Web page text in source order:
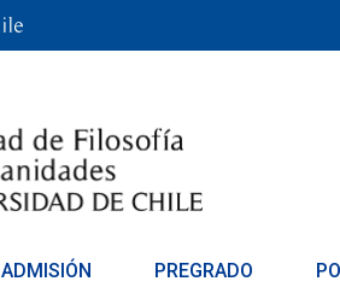
ADMISIÓN PREGRADO